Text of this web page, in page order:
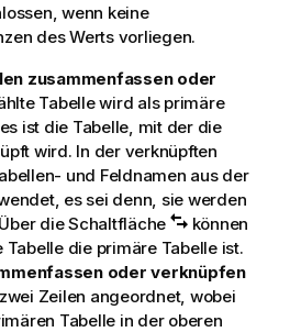
wenn keine
des Werts vorliegen.
zusammenfassen oder
Tabelle wird als primäre
ist die Tabelle, mit der die
wird. In der verknüpften
und Feldnamen aus der
es sei denn, sie werden
die Schaltfläche
können
die primäre Tabelle ist.
oder verknüpfen
Zeilen angeordnet, wobei
Tabelle in der oberen